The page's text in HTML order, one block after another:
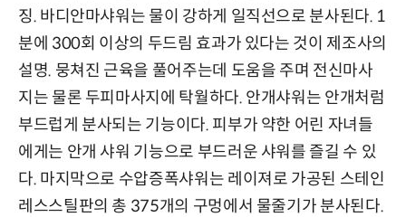
징. 바디안마샤워는 물이 강하게 일직선으로 분사된다. 1
분에 300회 이상의 두드림 효과가 있다는 것이 제조사의
설명. 뭉쳐진 근육을 풀어주는데 도움을 주며 전신마사
지는 물론 두피마사지에 탁월하다. 안개샤워는 안개처럼
부드럽게 분사되는 기능이다. 피부가 약한 어린 자녀들
에게는 안개 샤워 기능으로 부드러운 샤워를 즐길 수 있
다. 마지막으로 수압증폭샤워는 레이져로 가공된 스테인
레스스틸판의 총 375개의 구멍에서 물줄기가 분사된다.